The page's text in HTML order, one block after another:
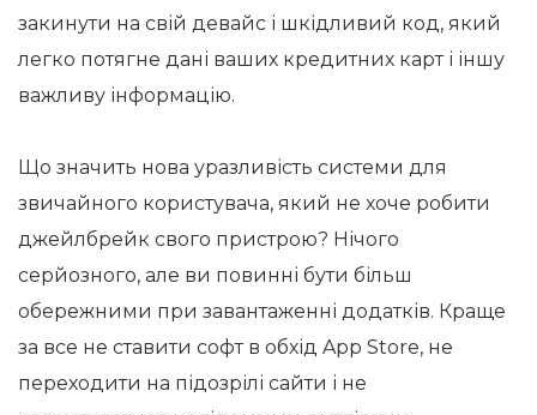
закинути на свій девайс і шкідливий код, який
легко потягне дані ваших кредитних карт і іншу
важливу інформацію.
Що значить нова уразливість системи для
звичайного користувача, який не хоче робити
джейлбрейк свого пристрою? Нічого
серйозного, але ви повинні бути більш
обережними при завантаженні додатків. Краще
за все не ставити софт в обхід App Store, не
переходити на підозрілі сайти і не